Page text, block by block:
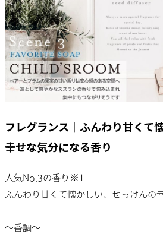
フレグランス｜ふんわり甘くて
幸せな気分になる香り
人気No.3の香り※1
ふんわり甘くて懐かしい、せっけんの
～香調～